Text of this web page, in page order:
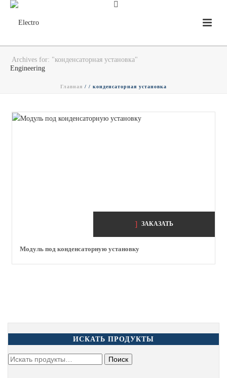
Archives for: "конденсаторная установка"
Главная / / конденсаторная установка
ЗАКАЗАТЬ
Модуль под конденсаторную установку
ИСКАТЬ ПРОДУКТЫ